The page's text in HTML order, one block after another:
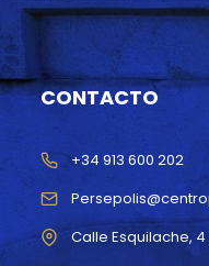
CONTACTO
+34 913 600 202